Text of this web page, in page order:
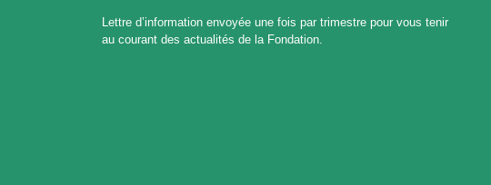
Lettre d’information envoyée une fois par trimestre pour vous tenir
au courant des actualités de la Fondation.